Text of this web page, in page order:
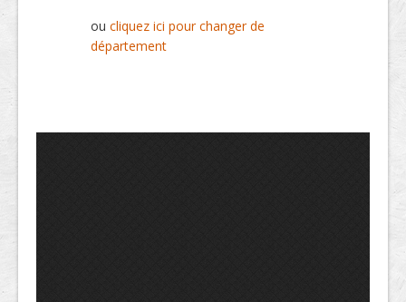
ou cliquez ici pour changer de
département